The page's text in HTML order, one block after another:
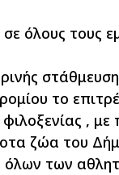
όλους τους
το
,
ζώα του
όλων των